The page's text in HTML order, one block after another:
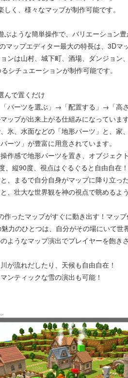
く、様々なマップが制作可能です。
ぶような簡単操作で、バリエーション
マップエディター最大の特長は、3D
ンは山村、城下町、酒場、ダンジョ
シチュエーションが制作可能です。
んで置くだけ
パーツを選ぶ」→「配置する」→「高
ップが出来上がる仕組みになっていま
氷、水面などの「地形パーツ」と、家
ーツ」が豊富に用意されています。
作感で地形パーツを置き、オブジェク
、縦90度、視点はぐるぐると自由自在！
、まるで自分自身がマップに降り立っ
、壮大な世界観を神の視点で眺めるよ
作ったマップがすぐに動き出す！マッ
力のひとつは、自分がその場にいて
ようなマップ演出でプレイヤーを飽き
が流れだしたり、天候も自由自在！
ンティックな雪の演出も可能！